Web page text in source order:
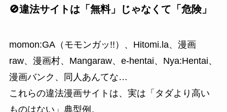
🚫違法サイトは「無料」じゃなくて「危険」
momon:GA（モモンガッ!!）、Hitomi.la、漫画
raw、漫画村、Mangaraw、e-hentai、Nya:Hentai、
漫画バンク、同人あんてな…
これらの違法漫画サイトは、実は「タダより高い
ものはない」典型例。